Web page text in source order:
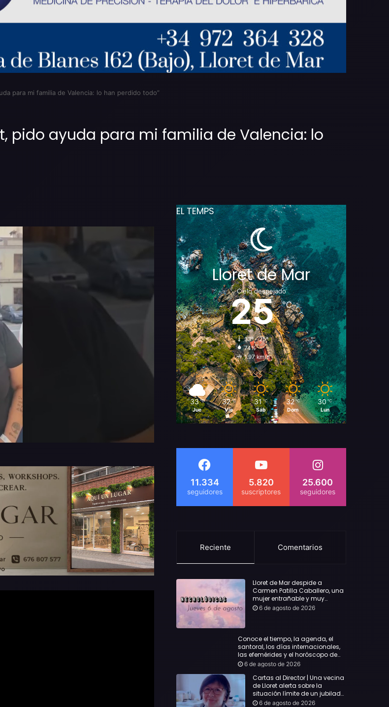
para mi familia de Valencia: lo han perdido todo”
pido ayuda para mi familia de Valencia: lo
EL TEMPS
Lloret de Mar
Cielo despejado
25℃
33º - 25º
74%
1.97 km/h
33 ℃
Jue
32 ℃
Vie
31 ℃
Sáb
32 ℃
Dom
30 ℃
Lun
11.334 5.820 25.600
Reciente Comentarios
Lloret de Mar despide a
Carmen Patilla Caballero, una
mujer entrañable y muy
querida
6 de agosto de 2026
Conoce el tiempo, la agenda, el
santoral, los días internacionales,
las efemérides y el horóscopo de
hoy Jueves, 6 de agosto de 2026
6 de agosto de 2026
Cartas al Director | Una vecina
de Lloret alerta sobre la
situación límite de un jubilado
de 65 años y pide una
6 de agosto de 2026